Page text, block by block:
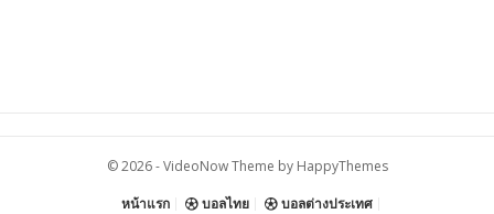
© 2026 -VideoNow Theme by HappyThemes
หน้าแรก
บอลไทย บอลต่างประเทศ